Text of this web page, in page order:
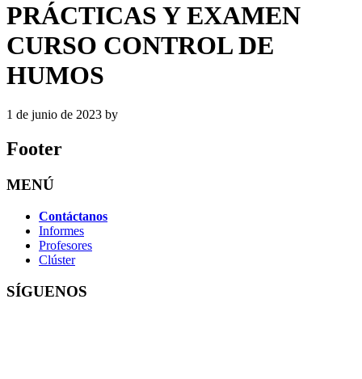
PRÁCTICAS Y EXAMEN
CURSO CONTROL DE
HUMOS
1 de junio de 2023 by
Footer
MENÚ
Contáctanos
Informes
Profesores
Clúster
SÍGUENOS